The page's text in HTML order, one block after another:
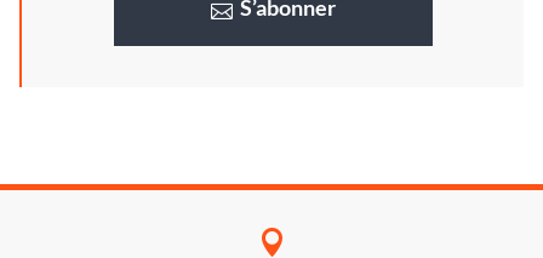
S’abonner
